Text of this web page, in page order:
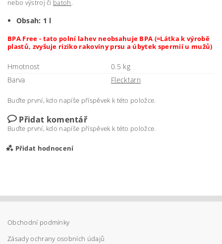
nebo výstroj či batoh.
Obsah: 1 l
BPA Free - tato polní lahev neobsahuje BPA (=Látka k výrobě
plastů, zvyšuje riziko rakoviny prsu a úbytek spermií u mužů)
Hmotnost
0.5 kg
Barva
Flecktarn
Buďte první, kdo napíše příspěvek k této položce.
Přidat komentář
Buďte první, kdo napíše příspěvek k této položce.
Přidat hodnocení
Obchodní podmínky
Zásady ochrany osobních údajů